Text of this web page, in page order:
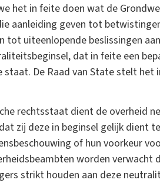
het in feite doen wat de
aanleiding geven tot
tot uiteenlopende beslissingen
dat in feite een
staat. De Raad van State stelt het
rechtsstaat dient de overheid
zij deze in beginsel gelijk dient
of hun voorkeur
worden
strikt houden aan deze